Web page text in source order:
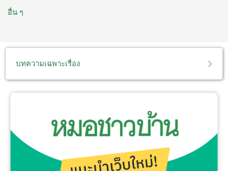
อื่น ๆ
บทความเฉพาะเรื่อง